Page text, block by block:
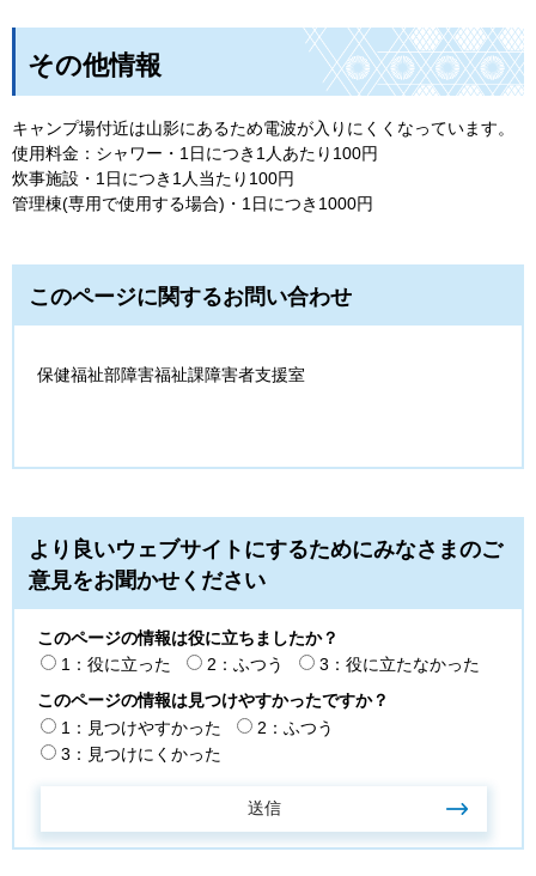
その他情報
キャンプ場付近は山影にあるため電波が入りにくくなっています。
使用料金：シャワー・1日につき1人あたり100円
炊事施設・1日につき1人当たり100円
管理棟(専用で使用する場合)・1日につき1000円
このページに関するお問い合わせ
保健福祉部障害福祉課障害者支援室
より良いウェブサイトにするためにみなさまのご
意見をお聞かせください
このページの情報は役に立ちましたか？
1：役に立った
2：ふつう
3：役に立たなかった
このページの情報は見つけやすかったですか？
1：見つけやすかった
2：ふつう
3：見つけにくかった